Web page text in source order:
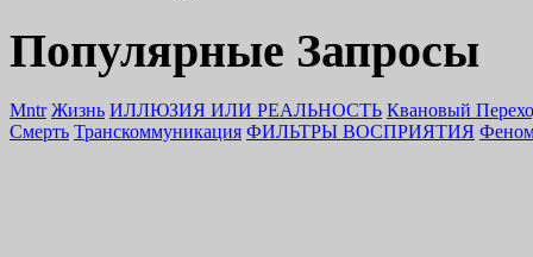
Популярные Запросы
Mntr Жизнь ИЛЛЮЗИЯ ИЛИ РЕАЛЬНОСТЬ Квановый
Смерть Транскоммуникация ФИЛЬТРЫ ВОСПРИЯТИЯ